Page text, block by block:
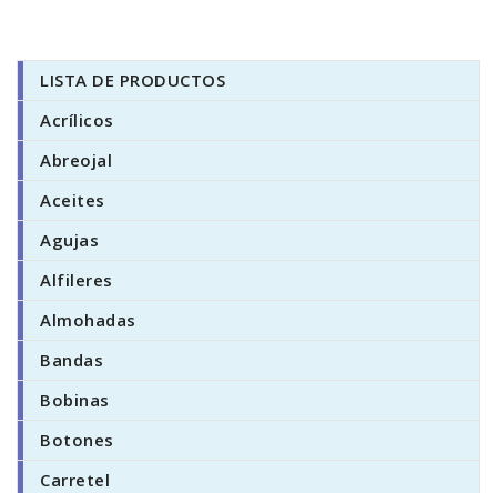
LISTA DE PRODUCTOS
Acrílicos
Abreojal
Aceites
Agujas
Alfileres
Almohadas
Bandas
Bobinas
Botones
Carretel